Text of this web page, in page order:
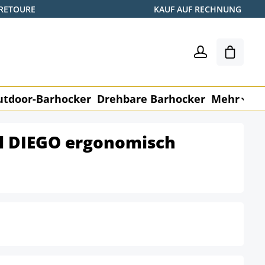
KAUF AUF RECHNUNG
Barhocker Drehbare Barhocker Mehr
ergonomisch